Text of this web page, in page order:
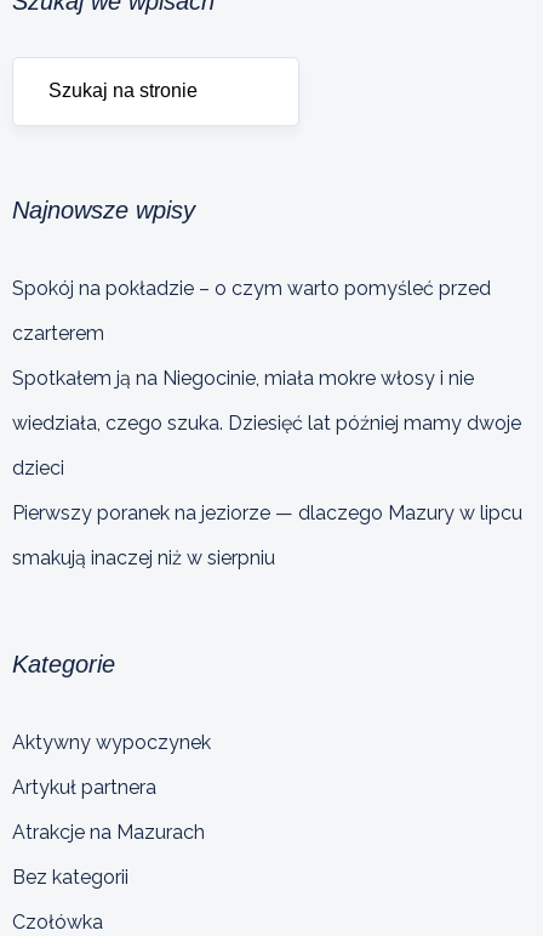
Najnowsze wpisy
Spokój na pokładzie – o czym warto pomyśleć przed
czarterem
Spotkałem ją na Niegocinie, miała mokre włosy i nie
wiedziała, czego szuka. Dziesięć lat później mamy dwoje
dzieci
Pierwszy poranek na jeziorze — dlaczego Mazury w lipcu
smakują inaczej niż w sierpniu
Kategorie
Aktywny wypoczynek
Artykuł partnera
Atrakcje na Mazurach
Bez kategorii
Czołówka